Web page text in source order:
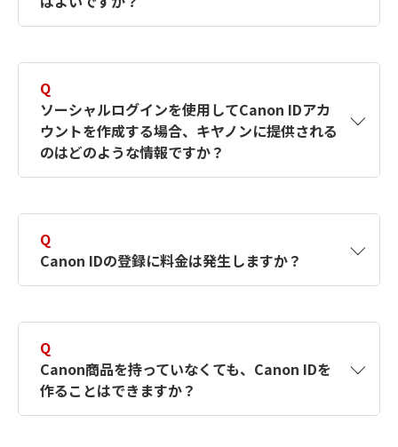
す。詳しい作成方法は【カメラ】Canon IDとは
何ですか？Canon IDの作成方法は？をご確認く
ださい。
Q
ソーシャルログインを使用してCanon IDアカ
ウントを作成する場合、キヤノンに提供される
のはどのような情報ですか？
択したサービスから取得します。アカウントを
簡単に作成できるように、この情報を使用して
Canon IDの登録フォームを入力します。
Q
Canon IDの登録に料金は発生しますか？
Q
Canon商品を持っていなくても、Canon IDを
作ることはできますか？